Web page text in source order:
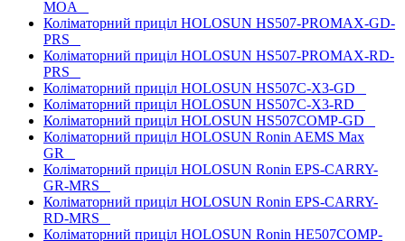
MOA
Коліматорний приціл HOLOSUN HS507-PROMAX-GD-
PRS
Коліматорний приціл HOLOSUN HS507-PROMAX-RD-
PRS
Коліматорний приціл HOLOSUN HS507C-X3-GD
Коліматорний приціл HOLOSUN HS507C-X3-RD
Коліматорний приціл HOLOSUN HS507COMP-GD
Коліматорний приціл HOLOSUN Ronin AEMS Max
GR
Коліматорний приціл HOLOSUN Ronin EPS-CARRY-
GR-MRS
Коліматорний приціл HOLOSUN Ronin EPS-CARRY-
RD-MRS
Коліматорний приціл HOLOSUN Ronin HE507COMP-